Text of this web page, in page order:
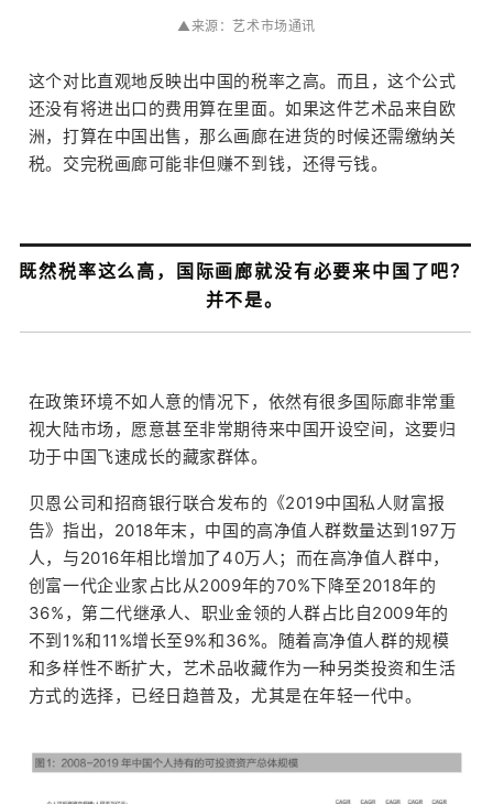
▲来源：艺术市场通讯
这个对比直观地反映出中国的税率之高。而且，这个公式
还没有将进出口的费用算在里面。如果这件艺术品来自欧
洲，打算在中国出售，那么画廊在进货的时候还需缴纳关
税。交完税画廊可能非但赚不到钱，还得亏钱。
既然税率这么高，国际画廊就没有必要来中国了吧？
并不是。
在政策环境不如人意的情况下，依然有很多国际廊非常重
视大陆市场，愿意甚至非常期待来中国开设空间，这要归
功于中国飞速成长的藏家群体。
贝恩公司和招商银行联合发布的《2019中国私人财富报
告》指出，2018年末，中国的高净值人群数量达到197万
人，与2016年相比增加了40万人；而在高净值人群中，
创富一代企业家占比从2009年的70%下降至2018年的
36%，第二代继承人、职业金领的人群占比自2009年的
不到1%和11%增长至9%和36%。随着高净值人群的规模
和多样性不断扩大，艺术品收藏作为一种另类投资和生活
方式的选择，已经日趋普及，尤其是在年轻一代中。